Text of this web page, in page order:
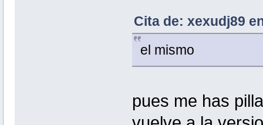
Cita de: xexudj89
el mismo
pues me has